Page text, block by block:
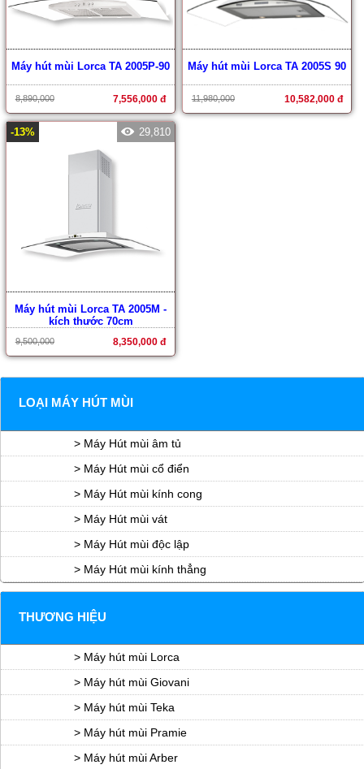
Máy hút mùi Lorca TA 2005P-90
8,890,000 7,556,000 đ
Máy hút mùi Lorca TA 2005S 90
11,980,000 10,582,000 đ
-13% 29,810
Máy hút mùi Lorca TA 2005M -
kích thước 70cm
9,500,000 8,350,000 đ
LOẠI MÁY HÚT MÙI
> Máy Hút mùi âm tủ
> Máy Hút mùi cổ điển
> Máy Hút mùi kính cong
> Máy Hút mùi vát
> Máy Hút mùi độc lập
> Máy Hút mùi kính thẳng
THƯƠNG HIỆU
> Máy hút mùi Lorca
> Máy hút mùi Giovani
> Máy hút mùi Teka
> Máy hút mùi Pramie
> Máy hút mùi Arber